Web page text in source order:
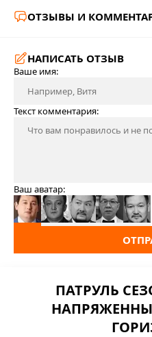
ОТЗЫВЫ И
НАПИСАТЬ ОТЗЫВ
Ваше имя:
Текст комментария:
Ваш аватар:
ПАТРУЛЬ